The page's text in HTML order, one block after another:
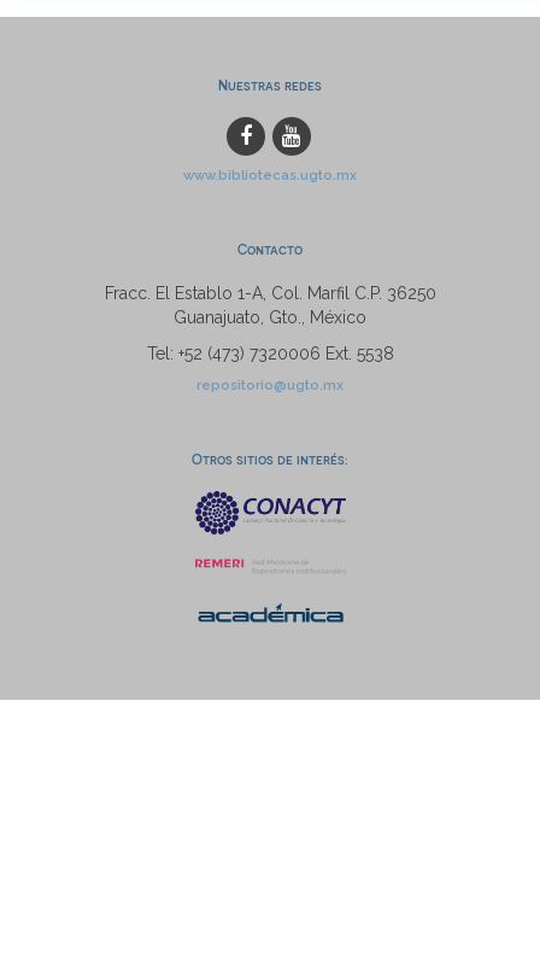
Nuestras redes
www.bibliotecas.ugto.mx
Contacto
Fracc. El Establo 1-A, Col. Marfil C.P. 36250
Guanajuato, Gto., México
Tel: +52 (473) 7320006 Ext. 5538
repositorio@ugto.mx
Otros sitios de interés: